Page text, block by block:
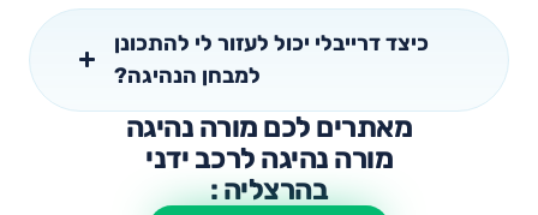
כיצד דרייבלי יכול לעזור לי להתכונן
למבחן הנהיגה?
מאתרים לכם מורה נהיגה
מורה נהיגה לרכב ידני
בהרצליה :